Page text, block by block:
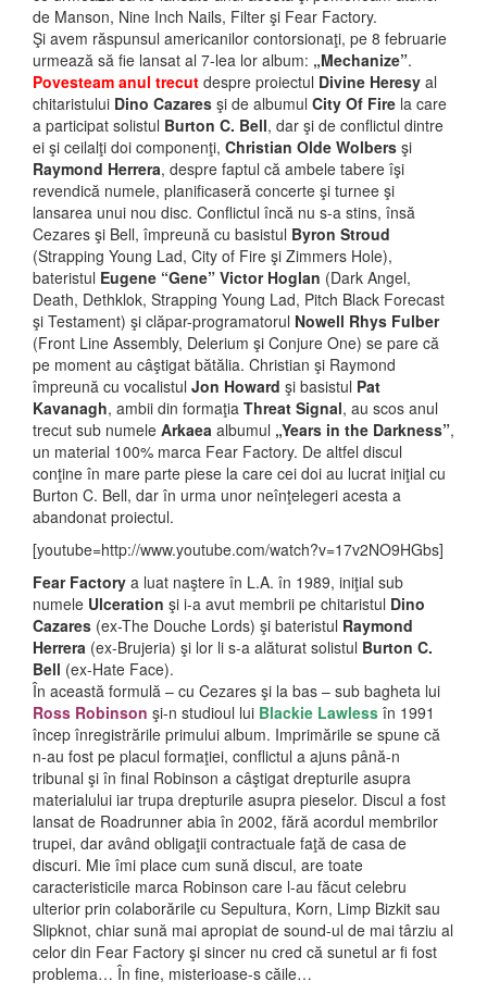
de Manson, Nine Inch Nails, Filter şi Fear Factory.
Şi avem răspunsul americanilor contorsionaţi, pe 8 februarie
urmează să fie lansat al 7-lea lor album: „Mechanize”.
Povesteam anul trecut despre proiectul Divine Heresy al
chitaristului Dino Cazares şi de albumul City Of Fire la care
a participat solistul Burton C. Bell, dar şi de conflictul dintre
ei şi ceilalţi doi componenţi, Christian Olde Wolbers şi
Raymond Herrera, despre faptul că ambele tabere îşi
revendică numele, planificaseră concerte şi turnee şi
lansarea unui nou disc. Conflictul încă nu s-a stins, însă
Cezares şi Bell, împreună cu basistul Byron Stroud
(Strapping Young Lad, City of Fire şi Zimmers Hole),
bateristul Eugene “Gene” Victor Hoglan (Dark Angel,
Death, Dethklok, Strapping Young Lad, Pitch Black Forecast
şi Testament) şi clăpar-programatorul Nowell Rhys Fulber
(Front Line Assembly, Delerium şi Conjure One) se pare că
pe moment au câştigat bătălia. Christian şi Raymond
împreună cu vocalistul Jon Howard şi basistul Pat
Kavanagh, ambii din formaţia Threat Signal, au scos anul
trecut sub numele Arkaea albumul „Years in the Darkness”,
un material 100% marca Fear Factory. De altfel discul
conţine în mare parte piese la care cei doi au lucrat iniţial cu
Burton C. Bell, dar în urma unor neînţelegeri acesta a
abandonat proiectul.
[youtube=http://www.youtube.com/watch?v=17v2NO9HGbs]
Fear Factory a luat naştere în L.A. în 1989, iniţial sub
numele Ulceration şi i-a avut membrii pe chitaristul Dino
Cazares (ex-The Douche Lords) şi bateristul Raymond
Herrera (ex-Brujeria) şi lor li s-a alăturat solistul Burton C.
Bell (ex-Hate Face).
În această formulă – cu Cezares şi la bas – sub bagheta lui
Ross Robinson şi-n studioul lui Blackie Lawless în 1991
încep înregistrările primului album. Imprimările se spune că
n-au fost pe placul formaţiei, conflictul a ajuns până-n
tribunal şi în final Robinson a câştigat drepturile asupra
materialului iar trupa drepturile asupra pieselor. Discul a fost
lansat de Roadrunner abia în 2002, fără acordul membrilor
trupei, dar având obligaţii contractuale faţă de casa de
discuri. Mie îmi place cum sună discul, are toate
caracteristicile marca Robinson care l-au făcut celebru
ulterior prin colaborările cu Sepultura, Korn, Limp Bizkit sau
Slipknot, chiar sună mai apropiat de sound-ul de mai târziu al
celor din Fear Factory şi sincer nu cred că sunetul ar fi fost
problema… În fine, misterioase-s căile…